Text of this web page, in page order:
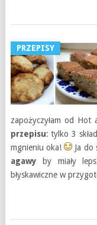
PRZEPISY
zapożyczyłam od Hot
przepisu: tylko 3
mgnieniu oka!
Ja do
agawy by miały
błyskawiczne w